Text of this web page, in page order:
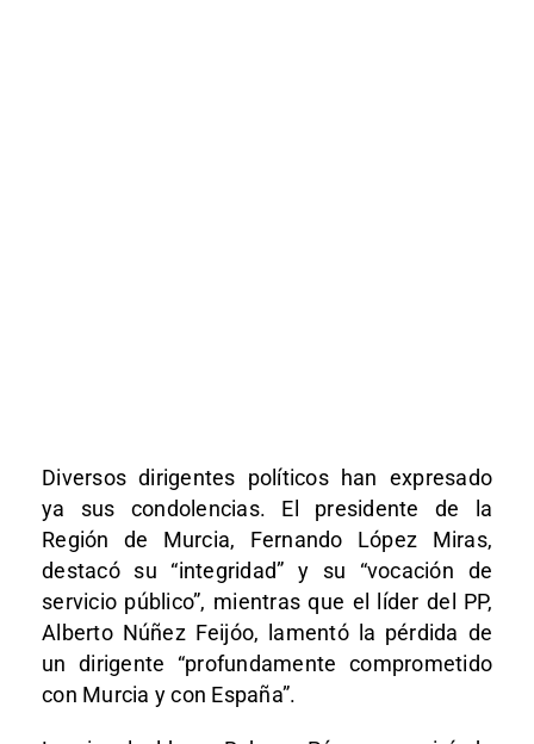
Diversos dirigentes políticos han expresado
ya sus condolencias. El presidente de la
Región de Murcia, Fernando López Miras,
destacó su “integridad” y su “vocación de
servicio público”, mientras que el líder del PP,
Alberto Núñez Feijóo, lamentó la pérdida de
un dirigente “profundamente comprometido
con Murcia y con España”.